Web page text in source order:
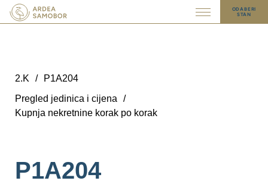
2.K /
P1A204
Pregled jedinica i cijena
/
Kupnja nekretnine korak po korak
P1A204
ODABERI
STAN